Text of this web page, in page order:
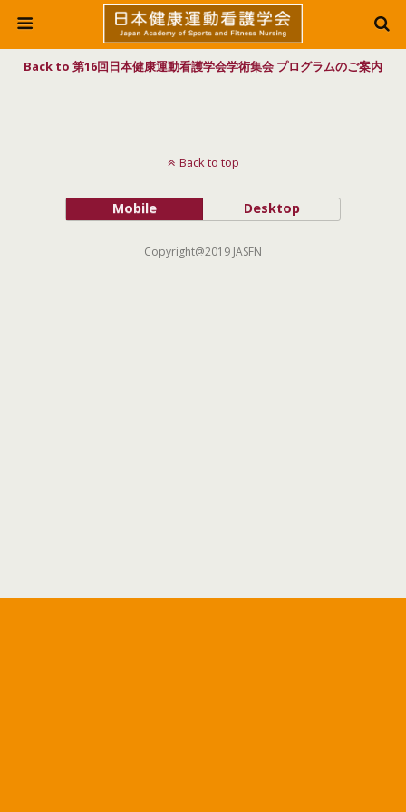
Back to 第16回日本健康運動看護学会学術集会 プログラムのご案内
Back to top
Mobile Desktop
Copyright@2019 JASFN